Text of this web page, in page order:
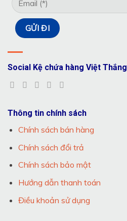
Thông tin chính sách
Chính sách bán hàng
Chính sách đổi trả
Chính sách bảo mật
Hướng dẫn thanh toán
Điều khoản sử dụng
Social Kệ chứa hàng Việt Thắng